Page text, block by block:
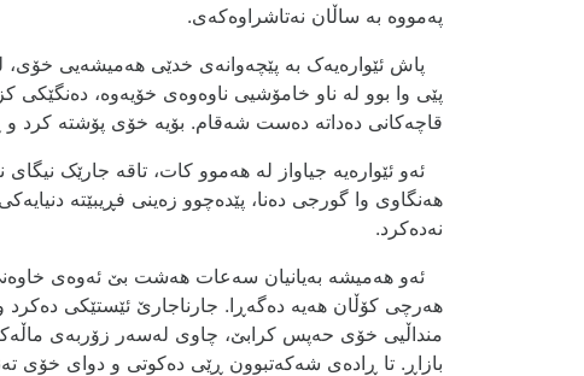
پەمووە بە ساڵان نەتاشراوەکەی.
پاش ئێوارەیەک بە پێچەوانەی خدێی ھەمیشەیی خۆی،
پێی وا بوو لە ناو خامۆشیی ناوەوەی خۆیەوە،
قاچەکانی دەداتە دەست شەقام. بۆیە خۆی پۆشتە کرد
ئەو ئێوارەیە جیاواز لە ھەموو کات، تاقە جارێک
هەنگاوی وا گورجی دەنا، پێدەچوو زەینی فڕیبێتە
نەدەکرد.
ئەو ھەمیشە بەیانیان سەعات ھەشت بێ ئەوەی خاوەنی
ھەرچی کۆڵان ھەیە دەگەڕا. جارناجارێ ئێستێکی دەکرد
منداڵیی خۆی حەپس کرابێ، چاوی لەسەر زۆربەی
بازاڕ. تا ڕادەی شەکەتبوون ڕێی دەکوتی و دوای خۆی